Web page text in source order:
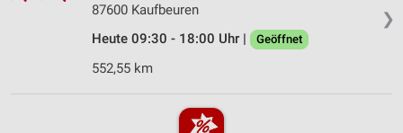
❯
87600 Kaufbeuren
Heute 09:30 - 18:00 Uhr |
Geöffnet
552,55 km